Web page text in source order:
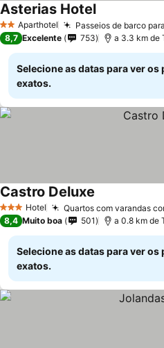
2 EstrelasAparthotel Passeios de barco
Asterias Hotel
8,7 Excelente 753 a 3.3 km de
Selecione as datas para ver os
exatos.
3 EstrelasHotel Quartos com varandas
Castro Deluxe
8,4 Muito boa 501 a 0.8 km de
Selecione as datas para ver os
exatos.